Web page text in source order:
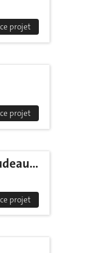
projet
projet
Nicolas Senn, Annie Goudeaux & Germain Poizat
projet